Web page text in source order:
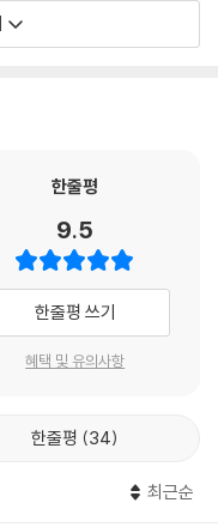
.
되어 있다. 늘 손에 지니고
어 준다. 실용성도 있는데다
는 사람이나 받는 사람이나
파타는 석지현 스님이, 대승
가인 김지견 박사님이 우리
천해야 할까? 법구경, 숫타
한줄평
9.5
한줄평 쓰기
혜택 및 유의사항
한줄평 34
최근순